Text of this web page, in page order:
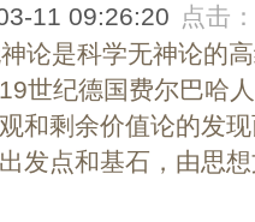
11 09:26:20 点击：
论是科学无神论的
世纪德国费尔巴哈
和剩余价值论的发
发点和基石，由思